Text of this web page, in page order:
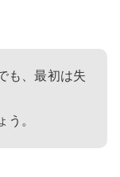
も、最初は失
う。